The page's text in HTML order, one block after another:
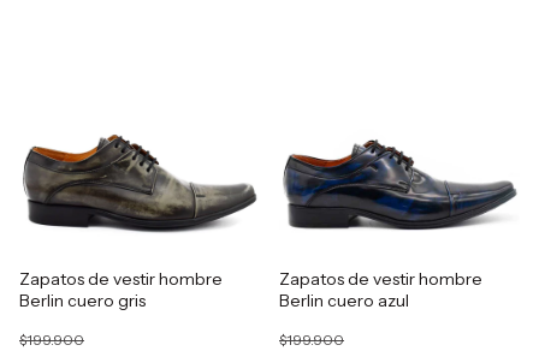
Zapatos de vestir hombre
Berlin cuero gris
$199.900
Zapatos de vestir hombre
Berlin cuero azul
$199.900